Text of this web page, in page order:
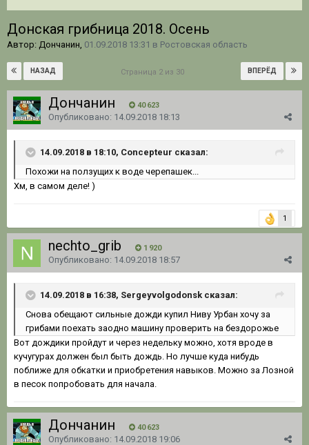
Донская грибница 2018. Осень
Автор: Дончанин, 01.09.2018 13:31 в Ростовская область
НАЗАД ВПЕРЁД
Страница 2 из 30
Дончанин 40 623
Опубликовано: 14.09.2018 18:13
14.09.2018 в 18:10, Concepteur сказал:
Похожи на ползущих к воде черепашек...
Хм, в самом деле! )
1
nechto_grib 1 920
Опубликовано: 14.09.2018 18:57
14.09.2018 в 16:38, Sergeyvolgodonsk сказал:
Снова обещают сильные дожди купил Ниву Урбан хочу за
грибами поехать заодно машину проверить на бездорожье
Вот дождики пройдут и через недельку можно, хотя вроде в
кучугурах должен был быть дождь. Но лучше куда нибудь
поближе для обкатки и приобретения навыков. Можно за Лозной
в песок попробовать для начала.
Дончанин 40 623
Опубликовано: 14.09.2018 19:06